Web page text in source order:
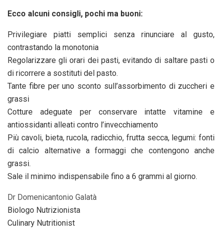
Ecco alcuni consigli, pochi ma buoni:
Privilegiare piatti semplici senza rinunciare al gusto,
contrastando la monotonia
Regolarizzare gli orari dei pasti, evitando di saltare pasti o
di ricorrere a sostituti del pasto.
Tante fibre per uno sconto sull’assorbimento di zuccheri e
grassi
Cotture adeguate per conservare intatte vitamine e
antiossidanti alleati contro l’invecchiamento
Più cavoli, bieta, rucola, radicchio, frutta secca, legumi: fonti
di calcio alternative a formaggi che contengono anche
grassi.
Sale il minimo indispensabile fino a 6 grammi al giorno.
Dr Domenicantonio Galatà
Biologo Nutrizionista
Culinary Nutritionist